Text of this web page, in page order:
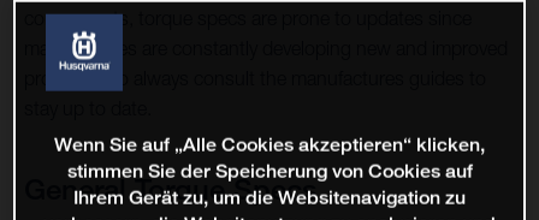
components, torque specs are prone to updates since
manufactures are constantly developing new and improved
products, so always consult the manufactures guides to
General Torque Specs
Wenn Sie auf „Alle Cookies akzeptieren“ klicken,
stimmen Sie der Speicherung von Cookies auf
Ihrem Gerät zu, um die Websitenavigation zu